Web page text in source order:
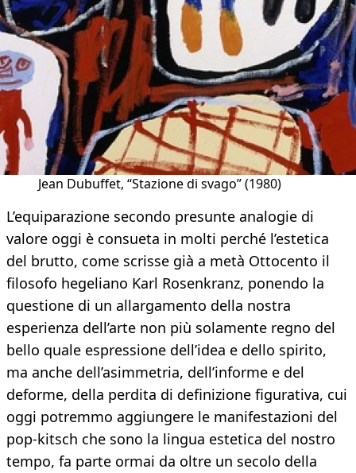
Jean Dubuffet, “Stazione di svago” (1980)
L’equiparazione secondo presunte analogie di
valore oggi è consueta in molti perché l’estetica
del brutto, come scrisse già a metà Ottocento il
filosofo hegeliano Karl Rosenkranz, ponendo la
questione di un allargamento della nostra
esperienza dell’arte non più solamente regno del
bello quale espressione dell’idea e dello spirito,
ma anche dell’asimmetria, dell’informe e del
deforme, della perdita di definizione figurativa, cui
oggi potremmo aggiungere le manifestazioni del
pop-kitsch che sono la lingua estetica del nostro
tempo, fa parte ormai da oltre un secolo della